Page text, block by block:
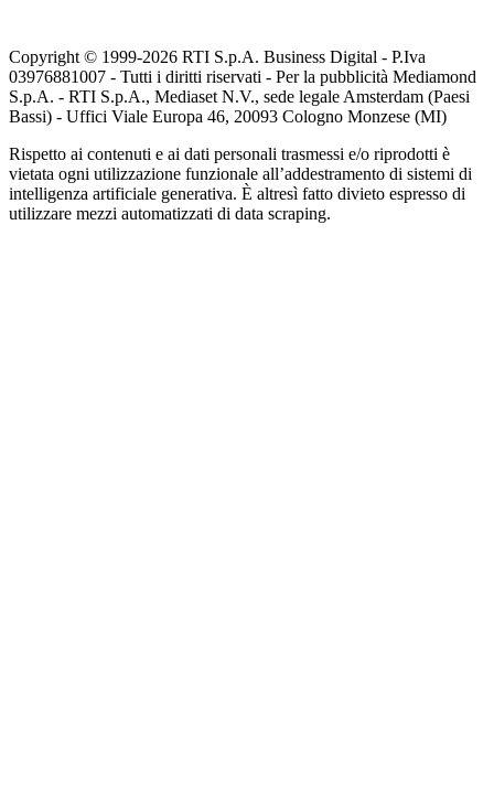
Copyright © 1999-2026 RTI S.p.A. Business Digital - P.Iva
03976881007 - Tutti i diritti riservati - Per la pubblicità Mediamond
S.p.A. - RTI S.p.A., Mediaset N.V., sede legale Amsterdam (Paesi
Bassi) - Uffici Viale Europa 46, 20093 Cologno Monzese (MI)
Rispetto ai contenuti e ai dati personali trasmessi e/o riprodotti è
vietata ogni utilizzazione funzionale all’addestramento di sistemi di
intelligenza artificiale generativa. È altresì fatto divieto espresso di
utilizzare mezzi automatizzati di data scraping.